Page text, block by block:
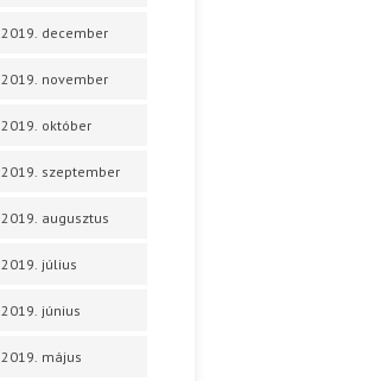
2019. december
2019. november
2019. október
2019. szeptember
2019. augusztus
2019. július
2019. június
2019. május